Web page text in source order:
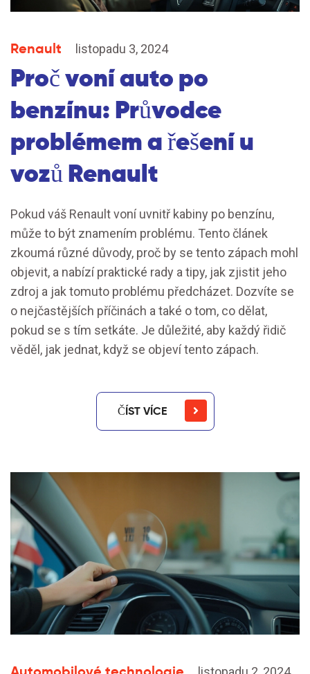
Renault listopadu 3, 2024
Proč voní auto po
benzínu: Průvodce
problémem a řešení u
vozů Renault
Pokud váš Renault voní uvnitř kabiny po benzínu,
může to být znamením problému. Tento článek
zkoumá různé důvody, proč by se tento zápach mohl
objevit, a nabízí praktické rady a tipy, jak zjistit jeho
zdroj a jak tomuto problému předcházet. Dozvíte se
o nejčastějších příčinách a také o tom, co dělat,
pokud se s tím setkáte. Je důležité, aby každý řidič
věděl, jak jednat, když se objeví tento zápach.
ČÍST VÍCE